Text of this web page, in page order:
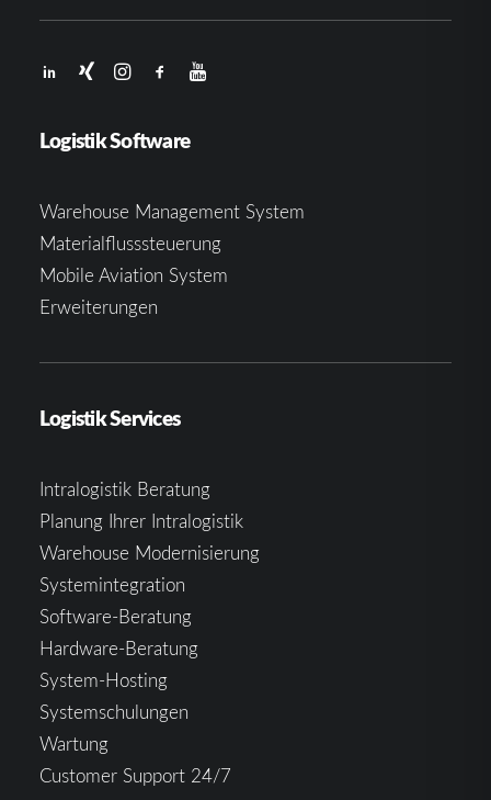
Logistik Software
Warehouse Management System
Materialflusssteuerung
Mobile Aviation System
Erweiterungen
Logistik Services
Intralogistik Beratung
Planung Ihrer Intralogistik
Warehouse Modernisierung
Systemintegration
Software-Beratung
Hardware-Beratung
System-Hosting
Systemschulungen
Wartung
Customer Support 24/7